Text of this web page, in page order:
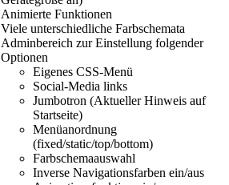
Animierte Funktionen
Viele unterschiedliche Farbschemata
Adminbereich zur Einstellung folgender
Optionen
Eigenes CSS-Menü
Social-Media links
Jumbotron (Aktueller Hinweis auf
Startseite)
Menüanordnung
(fixed/static/top/bottom)
Farbschemaauswahl
Inverse Navigationsfarben ein/aus